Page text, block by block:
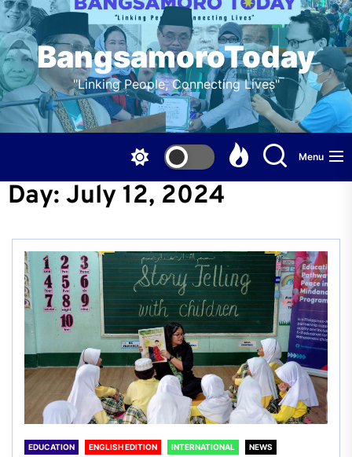
Skip
to
the
contentBangsamoroToday
"Linking People, Connecting Lives"
Menu
Day: July 12, 2024
EDUCATION ENGLISH EDITION INTERNATIONAL NEWS